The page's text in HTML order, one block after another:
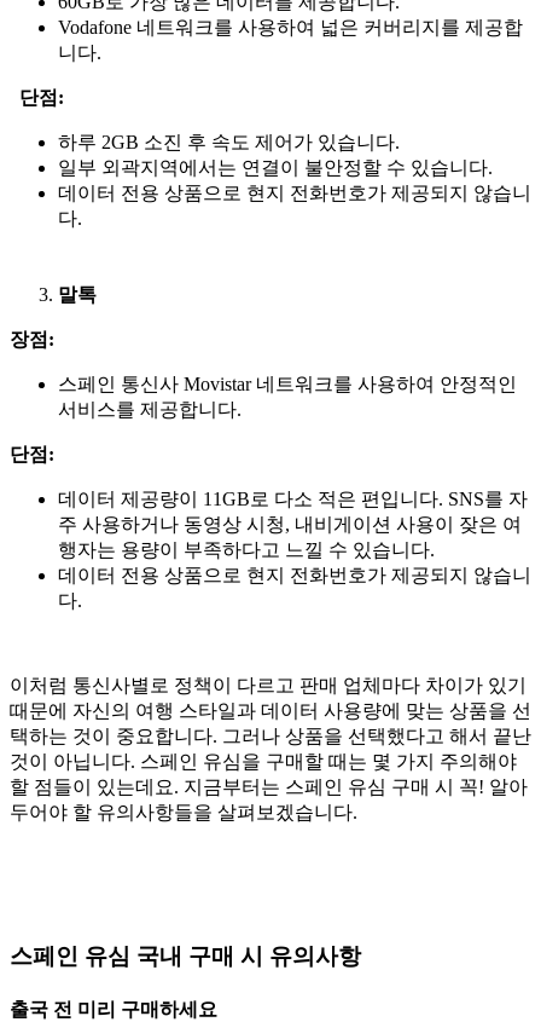
Vodafone 네트워크를 사용하여 넓은 커버리지를 제공합
니다.
단점:
하루 2GB 소진 후 속도 제어가 있습니다.
일부 외곽지역에서는 연결이 불안정할 수 있습니다.
데이터 전용 상품으로 현지 전화번호가 제공되지 않습니
다.
말톡
장점:
스페인 통신사 Movistar 네트워크를 사용하여 안정적인
서비스를 제공합니다.
단점:
데이터 제공량이 11GB로 다소 적은 편입니다. SNS를 자
주 사용하거나 동영상 시청, 내비게이션 사용이 잦은 여
행자는 용량이 부족하다고 느낄 수 있습니다.
데이터 전용 상품으로 현지 전화번호가 제공되지 않습니
다.
이처럼 통신사별로 정책이 다르고 판매 업체마다 차이가 있기
때문에 자신의 여행 스타일과 데이터 사용량에 맞는 상품을 선
택하는 것이 중요합니다. 그러나 상품을 선택했다고 해서 끝난
것이 아닙니다. 스페인 유심을 구매할 때는 몇 가지 주의해야
할 점들이 있는데요. 지금부터는 스페인 유심 구매 시 꼭! 알아
두어야 할 유의사항들을 살펴보겠습니다.
스페인 유심 국내 구매 시 유의사항
출국 전 미리 구매하세요